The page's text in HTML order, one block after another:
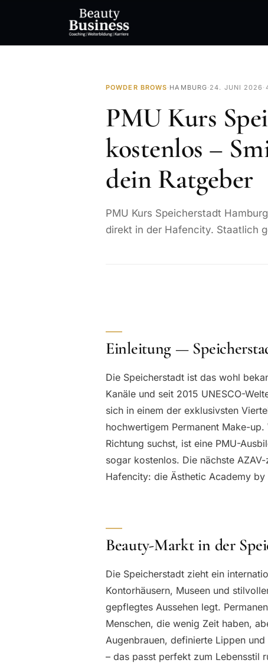
POWDER BROWS· HAMBURG· 24. JUNI 2026 ·
PMU Kurs
kostenlos –
dein Ratgeber
PMU Kurs Speicherstadt
direkt in der Hafencity. Staatlich
Einleitung —
Die Speicherstadt ist das wohl
Kanäle und seit 2015 UNESCO-
sich in einem der exklusivsten
hochwertigem Permanent Make-
Richtung suchst, ist eine PMU-
sogar kostenlos. Die nächste
Hafencity: die Ästhetic Academy by
Beauty-Markt in der
Die Speicherstadt zieht ein
Kontorhäusern, Museen und
gepflegtes Aussehen legt.
Menschen, die wenig Zeit haben,
Augenbrauen, definierte Lippen
– das passt perfekt zum Lebensstil